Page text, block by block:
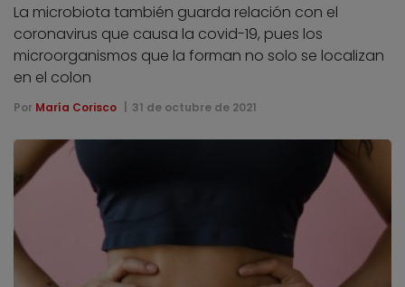
La microbiota también guarda relación con el
coronavirus que causa la covid-19, pues los
microorganismos que la forman no solo se localizan
en el colon
Por María Corisco 31 de octubre de 2021